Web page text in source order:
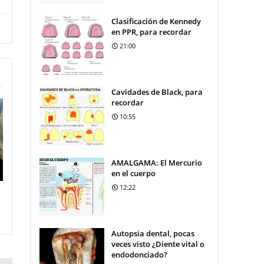
Clasificación de Kennedy
en PPR, para recordar
21:00
Cavidades de Black, para
recordar
10:55
AMALGAMA: El Mercurio
en el cuerpo
12:22
Autopsia dental, pocas
veces visto ¿Diente vital o
endodonciado?